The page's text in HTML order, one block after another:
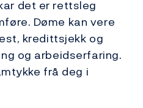
det er rettsleg
Døme kan vere
kredittsjekk og
og arbeidserfaring.
frå deg i